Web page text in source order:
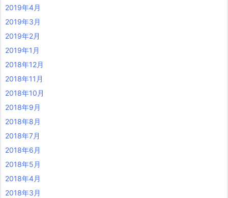
2019年4月
2019年3月
2019年2月
2019年1月
2018年12月
2018年11月
2018年10月
2018年9月
2018年8月
2018年7月
2018年6月
2018年5月
2018年4月
2018年3月